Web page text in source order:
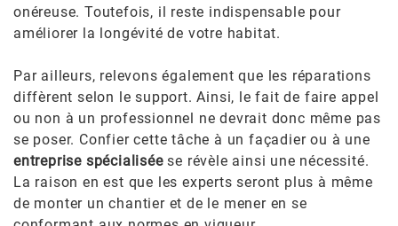
onéreuse. Toutefois, il reste indispensable pour
améliorer la longévité de votre habitat.
Par ailleurs, relevons également que les réparations
diffèrent selon le support. Ainsi, le fait de faire appel
ou non à un professionnel ne devrait donc même pas
se poser. Confier cette tâche à un façadier ou à une
entreprise spécialiséese révèle ainsi une nécessité.
La raison en est que les experts seront plus à même
de monter un chantier et de le mener en se